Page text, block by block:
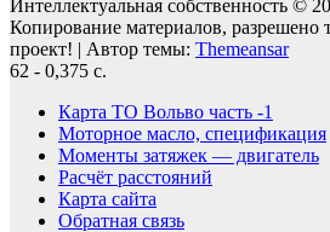
Интеллектуальная собственность ©
Копирование материалов, разрешено
проект! | Автор темы: Themeansar
62 - 0,375 с.
Карта ТО Вольво часть -1
Моторное масло, спецификация
Моменты затяжек — двигатель
Расчёт расстояний
Карта сайта
Обратная связь